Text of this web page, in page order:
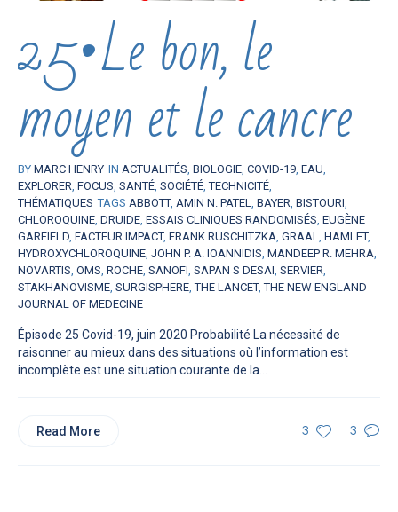
25•Le bon, le
moyen et le cancre
BY MARC HENRY IN ACTUALITÉS, BIOLOGIE, COVID-19, EAU,
EXPLORER, FOCUS, SANTÉ, SOCIÉTÉ,TECHNICITÉ,
THÉMATIQUES TAGS ABBOTT, AMIN N. PATEL, BAYER, BISTOURI,
CHLOROQUINE, DRUIDE, ESSAIS CLINIQUES RANDOMISÉS, EUGÈNE
GARFIELD, FACTEUR IMPACT, FRANK RUSCHITZKA, GRAAL, HAMLET,
HYDROXYCHLOROQUINE, JOHN P. A. IOANNIDIS, MANDEEP R. MEHRA,
NOVARTIS, OMS, ROCHE, SANOFI, SAPAN S DESAI, SERVIER,
STAKHANOVISME, SURGISPHERE,THE LANCET,THE NEW ENGLAND
JOURNAL OF MEDECINE
Épisode 25 Covid-19, juin 2020 Probabilité La nécessité de
raisonner au mieux dans des situations où l’information est
incomplète est une situation courante de la...
3 3
Read More